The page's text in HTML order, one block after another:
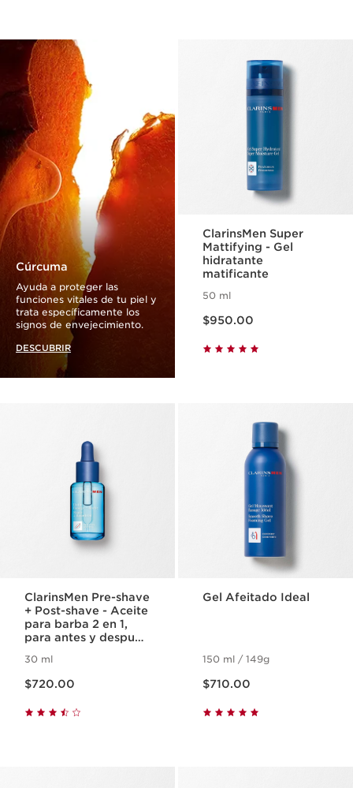
Cúrcuma
Ayuda a proteger las
funciones vitales de tu piel y
trata específicamente los
signos de envejecimiento.
DESCUBRIR
ClarinsMen Super
Mattifying - Gel
hidratante
matificante
50 ml
$950.00
ClarinsMen Pre-shave
+ Post-shave - Aceite
para barba 2 en 1,
para antes y después
30 ml
$720.00
Gel Afeitado Ideal
150 ml / 149g
$710.00